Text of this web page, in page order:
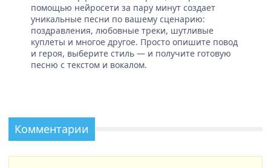
помощью нейросети за пару минут создает
уникальные песни по вашему сценарию:
поздравления, любовные треки, шутливые
куплеты и многое другое. Просто опишите повод
и героя, выберите стиль — и получите готовую
песню с текстом и вокалом.
Комментарии